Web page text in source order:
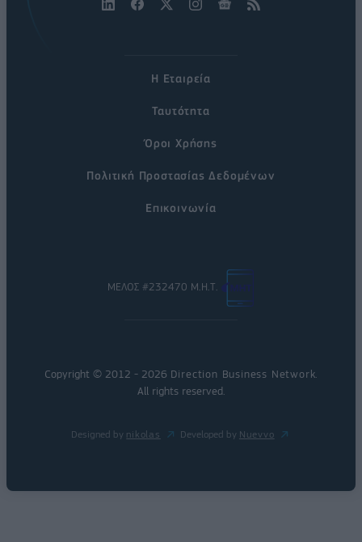
Η Εταιρεία
Ταυτότητα
Όροι Χρήσης
Πολιτική Προστασίας Δεδομένων
Επικοινωνία
ΜΕΛΟΣ #232470 Μ.Η.Τ.
Copyright © 2012 - 2026 Direction Business Network
All rights reserved.
Designed by nikolas Developed by Nuevvo